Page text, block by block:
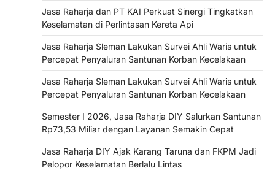
Jasa Raharja dan PT KAI Perkuat Sinergi Tingkatkan
Keselamatan di Perlintasan Kereta Api
Jasa Raharja Sleman Lakukan Survei Ahli Waris untuk
Percepat Penyaluran Santunan Korban Kecelakaan
Jasa Raharja Sleman Lakukan Survei Ahli Waris untuk
Percepat Penyaluran Santunan Korban Kecelakaan
Semester I 2026, Jasa Raharja DIY Salurkan Santunan
Rp73,53 Miliar dengan Layanan Semakin Cepat
Jasa Raharja DIY Ajak Karang Taruna dan FKPM Jadi
Pelopor Keselamatan Berlalu Lintas